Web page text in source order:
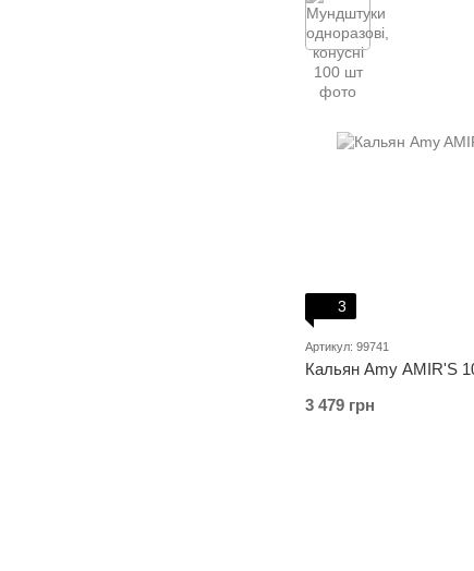
3
Артикул: 99741
Кальян Amy AMIR'S
3 479 грн